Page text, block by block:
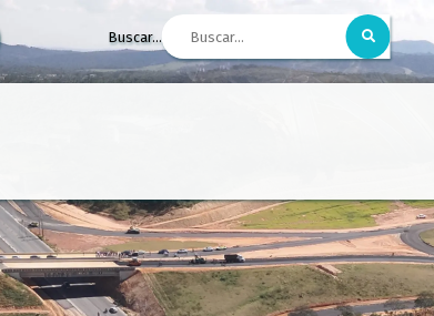
Buscar...